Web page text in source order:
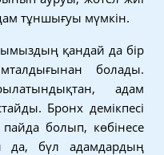
тұншығуы мүмкін.
қандай да бір
болады.
адам
Бронх демікпесі
болып, көбінесе
да, бүл адамдардың